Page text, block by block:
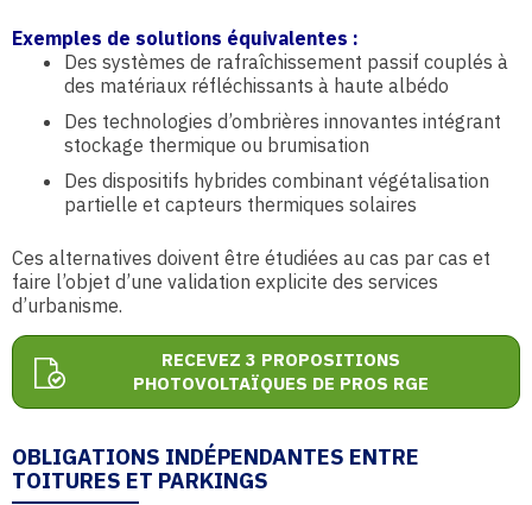
Exemples de solutions équivalentes :
Des systèmes de rafraîchissement passif couplés à
des matériaux réfléchissants à haute albédo
Des technologies d’ombrières innovantes intégrant
stockage thermique ou brumisation
Des dispositifs hybrides combinant végétalisation
partielle et capteurs thermiques solaires
Ces alternatives doivent être étudiées au cas par cas et
faire l’objet d’une validation explicite des services
d’urbanisme.
RECEVEZ 3 PROPOSITIONS
PHOTOVOLTAÏQUES DE PROS RGE
OBLIGATIONS INDÉPENDANTES ENTRE
TOITURES ET PARKINGS